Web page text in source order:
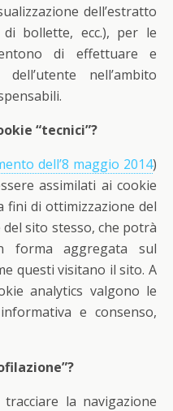
dell’estratto
bollette, ecc.), per le
di effettuare e
dell’utente nell’ambito
“tecnici”?
dell’8 maggio 2014)
assimilati ai cookie
fini di ottimizzazione del
sito stesso, che potrà
forma aggregata sul
questi visitano il sito. A
analytics valgono le
e consenso,
la navigazione